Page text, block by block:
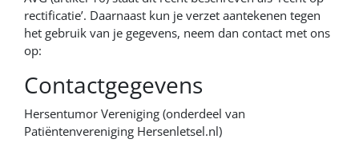
rectificatie’. Daarnaast kun je verzet aantekenen tegen
het gebruik van je gegevens, neem dan contact met ons
op:
Contactgegevens
Hersentumor Vereniging (onderdeel van
Patiëntenvereniging Hersenletsel.nl)